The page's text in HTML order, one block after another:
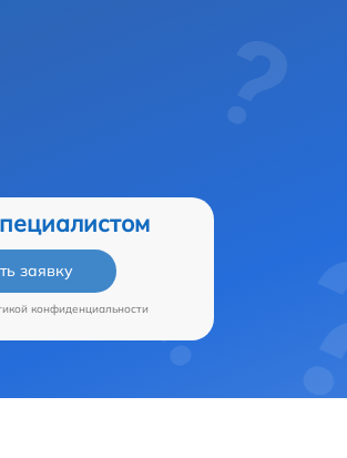
заявку
конфиденциальности